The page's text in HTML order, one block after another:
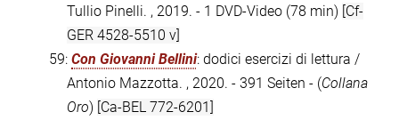
Tullio Pinelli. , 2019. - 1 DVD-Video (78 min) [Cf-
GER 4528-5510 v]
59: Con Giovanni Bellini: dodici esercizi di lettura /
Antonio Mazzotta. , 2020. - 391 Seiten - (Collana
Oro) [Ca-BEL 772-6201]